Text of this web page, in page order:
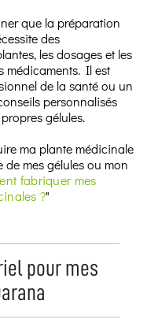
que la préparation
des
les dosages et les
médicaments. Il est
de la santé ou un
personnalisés
gélules.
ma plante médicinale
mes gélules ou mon
fabriquer mes
?"
pour mes